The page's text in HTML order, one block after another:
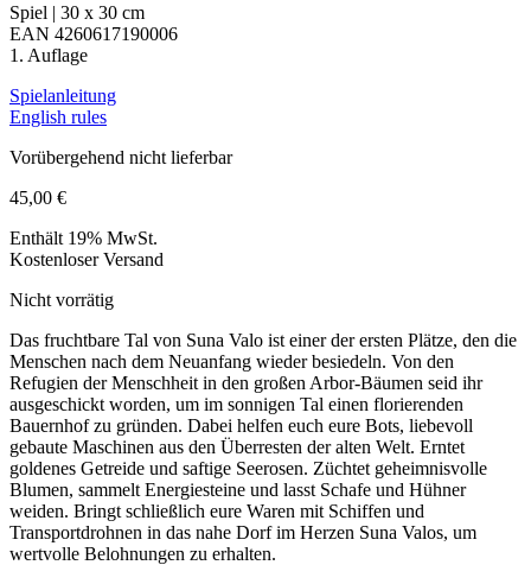
Spiel | 30 x 30 cm
EAN 4260617190006
1. Auflage
Spielanleitung
English rules
Vorübergehend nicht lieferbar
45,00 €
Enthält 19% MwSt.
Kostenloser Versand
Nicht vorrätig
Das fruchtbare Tal von Suna Valo ist einer der ersten Plätze, den die
Menschen nach dem Neuanfang wieder besiedeln. Von den
Refugien der Menschheit in den großen Arbor-Bäumen seid ihr
ausgeschickt worden, um im sonnigen Tal einen florierenden
Bauernhof zu gründen. Dabei helfen euch eure Bots, liebevoll
gebaute Maschinen aus den Überresten der alten Welt. Erntet
goldenes Getreide und saftige Seerosen. Züchtet geheimnisvolle
Blumen, sammelt Energiesteine und lasst Schafe und Hühner
weiden. Bringt schließlich eure Waren mit Schiffen und
Transportdrohnen in das nahe Dorf im Herzen Suna Valos, um
wertvolle Belohnungen zu erhalten.